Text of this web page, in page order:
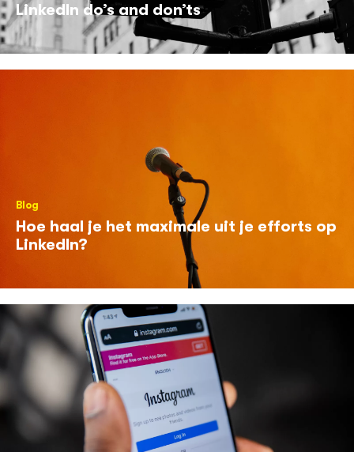
LinkedIn do’s and don’ts
Blog
Hoe haal je het maximale uit je efforts op
LinkedIn?